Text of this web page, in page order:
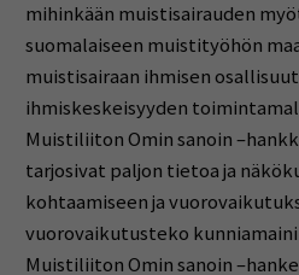
mihinkään muistisairauden
suomalaiseen muistityöhön
muistisairaan ihmisen
ihmiskeskeisyyden
Muistiliiton Omin sanoin
tarjosivat paljon tietoa ja
kohtaamiseen ja
vuorovaikutusteko
Muistiliiton Omin sanoin